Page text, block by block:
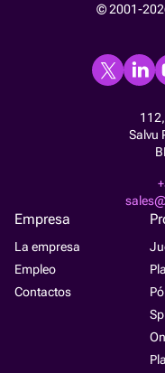
© 2001-
Empresa
La empresa
Empleo
Contactos
Salvu